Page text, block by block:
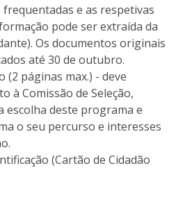
e as respetivas
pode ser extraída da
Os documentos originais
até 30 de outubro.
(2 páginas max.) - deve
à Comissão de Seleção,
escolha deste programa e
o seu percurso e interesses
(Cartão de Cidadão